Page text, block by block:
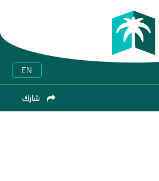
EN
شارك